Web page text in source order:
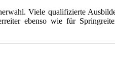
Viele qualifizierte
ebenso wie für